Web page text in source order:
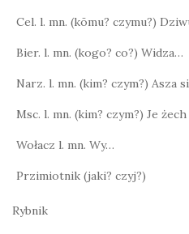
Cel. l. mn. (kōmu? czymu?)
Bier. l. mn. (kogo? co?) Widza…
Narz. l. mn. (kim? czym?) Asza
Msc. l. mn. (kim? czym?) Je
Wołacz l. mn. Wy…
Przimiotnik (jaki? czyj?)
Rybnik